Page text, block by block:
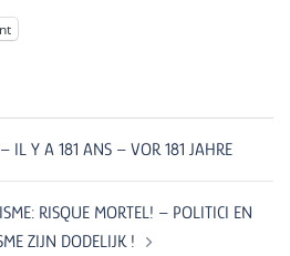
IL Y A 181 ANS – VOR 181 JAHRE
RISQUE MORTEL! – POLITICI EN
ZIJN DODELIJK !